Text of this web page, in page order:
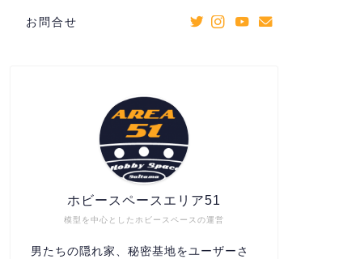
お問合せ
模型を中心としたホビースペースの運営
ホビースペースエリア51
男たちの隠れ家、秘密基地をユーザーさ